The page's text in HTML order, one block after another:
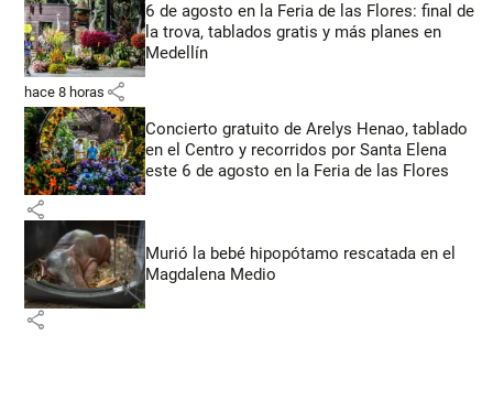
6 de agosto en la Feria de las Flores: final de
la trova, tablados gratis y más planes en
Medellín
hace 8 horas share
Concierto gratuito de Arelys Henao, tablado
en el Centro y recorridos por Santa Elena
este 6 de agosto en la Feria de las Flores
share
Murió la bebé hipopótamo rescatada en el
Magdalena Medio
share